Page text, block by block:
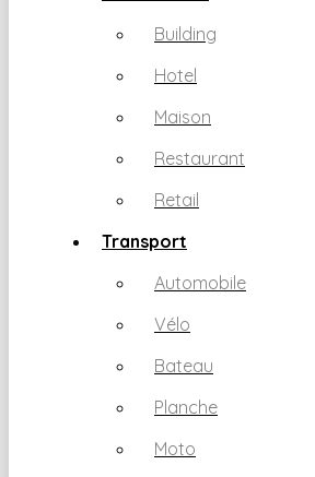
Building
Hotel
Maison
Restaurant
Retail
Transport
Automobile
Vélo
Bateau
Planche
Moto